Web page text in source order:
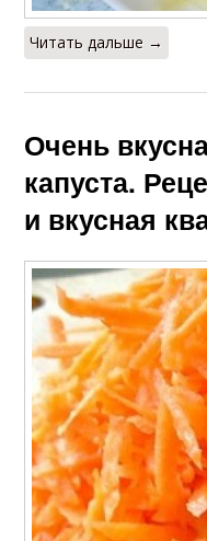
Читать дальше →
Очень
капуста.
и вкусная